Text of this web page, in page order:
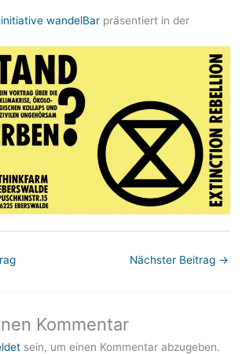
wandelBar präsentiert in der
Nächster Beitrag →
Kommentar
sein, um einen Kommentar abzugeben.